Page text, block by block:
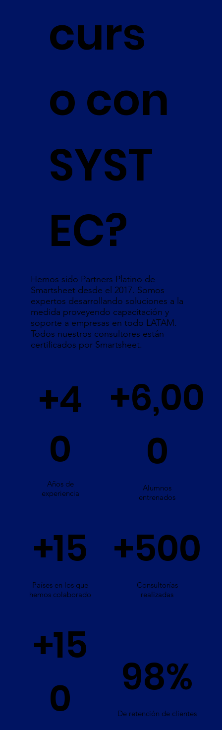
curs
o con
SYST
EC?
Hemos sido Partners Platino de
Smartsheet desde el 2017. Somos
expertos desarrollando soluciones a la
medida proveyendo capacitación y
soporte a empresas en todo LATAM.
Todos nuestros consultores están
certificados por Smartsheet.
+4
0
Años de
experiencia
+6,00
0
Alumnos
entrenados
+500
Consultorías
realizadas
+15
0
+15
Países en los que
hemos colaborado
98%
De retención de clientes